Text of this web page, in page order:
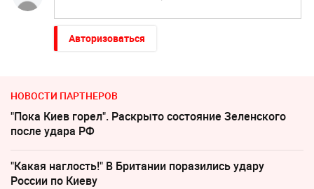
Авторизоваться
НОВОСТИ ПАРТНЕРОВ
"Пока Киев горел". Раскрыто состояние Зеленского
после удара РФ
"Какая наглость!" В Британии поразились удару
России по Киеву